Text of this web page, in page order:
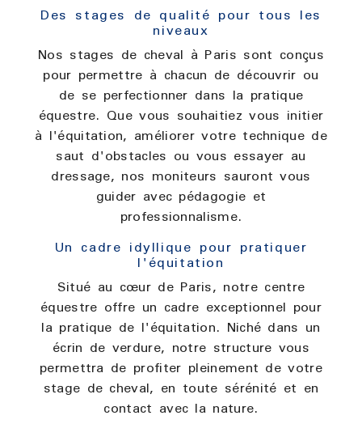
Des stages de qualité pour tous les
niveaux
Nos stages de cheval à Paris sont conçus
pour permettre à chacun de découvrir ou
de se perfectionner dans la pratique
équestre. Que vous souhaitiez vous initier
à l'équitation, améliorer votre technique de
saut d'obstacles ou vous essayer au
dressage, nos moniteurs sauront vous
guider avec pédagogie et
professionnalisme.
Un cadre idyllique pour pratiquer
l'équitation
Situé au cœur de Paris, notre centre
équestre offre un cadre exceptionnel pour
la pratique de l'équitation. Niché dans un
écrin de verdure, notre structure vous
permettra de profiter pleinement de votre
stage de cheval, en toute sérénité et en
contact avec la nature.